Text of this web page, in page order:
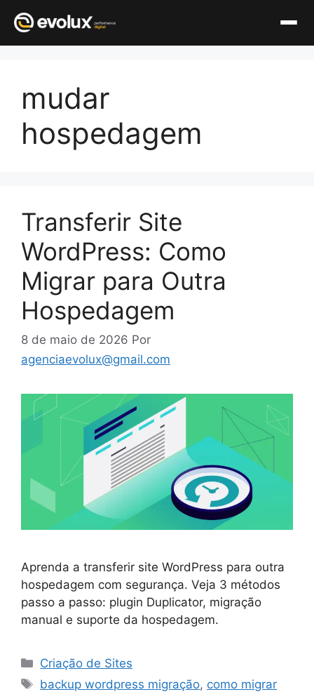
conteúdo
mudar
hospedagem
Transferir Site
WordPress: Como
Migrar para Outra
Hospedagem
8 de maio de 2026 Por
agenciaevolux@gmail.com
Aprenda a transferir site WordPress para outra
hospedagem com segurança. Veja 3 métodos
passo a passo: plugin Duplicator, migração
manual e suporte da hospedagem.
Categorias
Criação de Sites
Tags
backup wordpress migração, como migrar